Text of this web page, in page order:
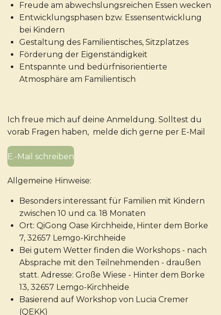
Freude am abwechslungsreichen Essen wecken
Entwicklungsphasen bzw. Essensentwicklung
bei Kindern
Gestaltung des Familientisches, Sitzplatzes
Förderung der Eigenständigkeit
Entspannte und bedürfnisorientierte
Atmosphäre am Familientisch
Ich freue mich auf deine Anmeldung. Solltest du
vorab Fragen haben, melde dich gerne per E-Mail
E.-Mail schreiben
Allgemeine Hinweise:
Besonders interessant für Familien mit Kindern
zwischen 10 und ca. 18 Monaten
Ort: QiGong Oase Kirchheide, Hinter dem Borke
7, 32657 Lemgo-Kirchheide
Bei gutem Wetter finden die Workshops - nach
Absprache mit den Teilnehmenden - draußen
statt. Adresse: Große Wiese - Hinter dem Borke
13, 32657 Lemgo-Kirchheide
Basierend auf Workshop von Lucia Cremer
(QEKK)